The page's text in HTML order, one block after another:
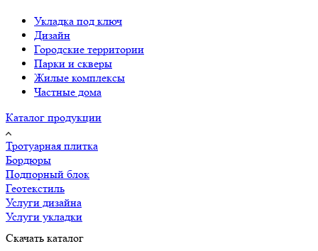
Укладка под ключ
Дизайн
Городские территории
Парки и скверы
Жилые комплексы
Частные дома
Каталог продукции
Тротуарная плитка
Бордюры
Подпорный блок
Геотекстиль
Услуги дизайна
Услуги укладки
Скачать каталог